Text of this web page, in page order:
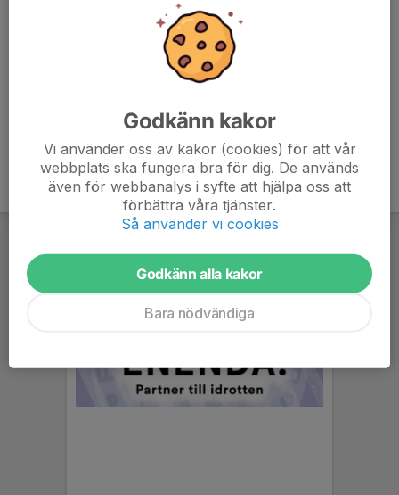
Godkänn kakor
Vi använder oss av kakor (cookies) för att vår
webbplats ska fungera bra för dig. De används
även för webbanalys i syfte att hjälpa oss att
förbättra våra tjänster.
Så använder vi cookies
Godkänn alla kakor
Bara nödvändiga